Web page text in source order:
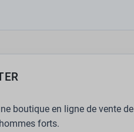
boutique en ligne de vente de
forts.